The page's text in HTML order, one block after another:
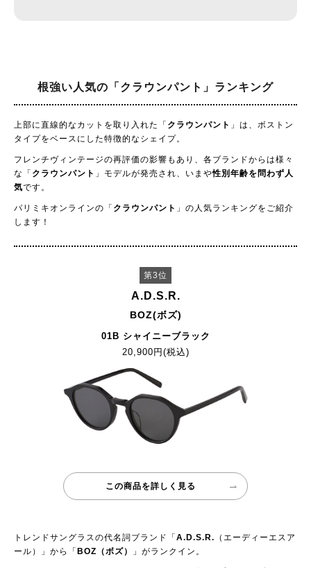
根強い人気の 「クラウンパント」ランキング
上部に直線的なカットを取り入れた「 クラウンパント 」は、ボストン
タイプをベースにした特徴的なシェイプ。
フレンチヴィンテージの再評価の影響もあり、各ブランドからは様々
な「 クラウンパント 」モデルが発売され、いまや性別年齢を問わず人
気です。
パリミキオンラインの「 クラウンパント 」の人気ランキングをご紹介
します！
第3位
A.D.S.R.
BOZ(ボズ)
01B シャイニーブラック
20,900円(税込)
この商品を詳しく見る
トレンドサングラスの代名詞ブランド「A.D.S.R. （エーディーエスア
ール）」から「BOZ（ボズ） 」がランクイン。